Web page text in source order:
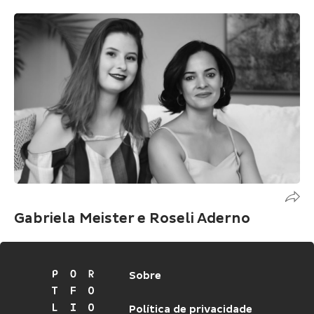
suede importado no estofado, puff e
cabeceira. Espelhos foram nossos aliados
para trazer elegância.
Gabriela Meister e Roseli Aderno
Sobre
Política de privacidade